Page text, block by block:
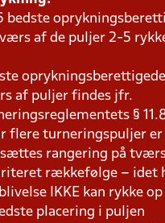
bedste
af de puljer 2-5
af puljer findes jfr.
§
flere turneringspuljer
rangering på
rækkefølge – idet
IKKE kan rykke op
placering i puljen